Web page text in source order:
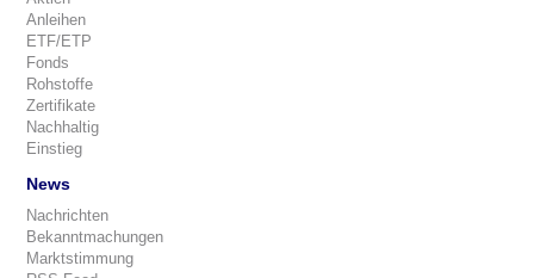
Anleihen
ETF/ETP
Fonds
Rohstoffe
Zertifikate
Nachhaltig
Einstieg
News
Nachrichten
Bekanntmachungen
Marktstimmung